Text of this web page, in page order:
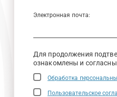
Электронная почта:
Для продолжения
ознакомлены и
Обработка
Пользовательское